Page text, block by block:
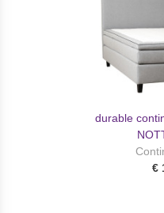
durable
€